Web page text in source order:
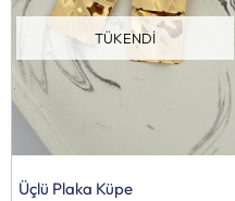
TÜKENDI
Üçlü Plaka Küpe